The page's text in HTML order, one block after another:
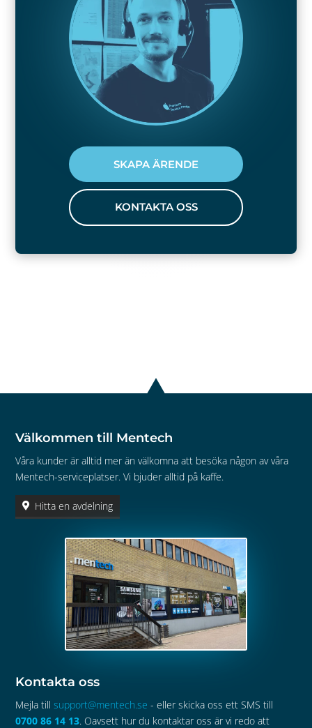
SKAPA ÄRENDE
KONTAKTA OSS
Välkommen till Mentech
Våra kunder är alltid mer än välkomna att besöka någon av våra
Mentech-serviceplatser. Vi bjuder alltid på kaffe.
Hitta en avdelning
Kontakta oss
Mejla tillsupport@mentech.se - eller skicka oss ett SMS till
0700 86 14 13. Oavsett hur du kontaktar oss är vi redo att